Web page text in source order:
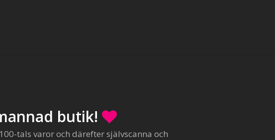
butik!
tals varor och därefter självscanna och